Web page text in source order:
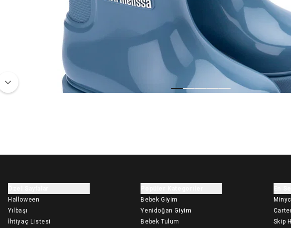
Halloween
Yılbaşı
İhtiyaç Listesi
Bebek Giyim
Yenidoğan Giyim
Bebek Tulum
Skip